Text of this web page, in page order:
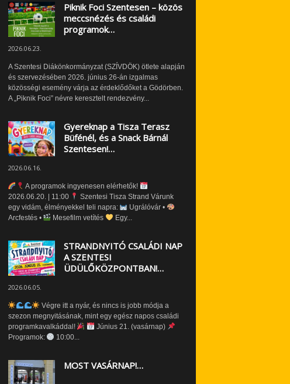
Piknik Foci Szentesen – közös
meccsnézés és családi
programok…
2026.06.23.
A Szentesi Diákönkormányzat (SZÍVDÖK) ötlete alapján
és szervezésében 2026. június 26-án izgalmas
közösségi esemény várja az érdeklődőket a Gödörben.
A „Piknik Foci” névre keresztelt rendezvény...
Gyereknap a Tisza Terasz
Büfénél, és a Snack Bárnál
Szentesen!…
2026.06.16.
A programok ingyenesen elérhetők!
2026.06.20. | 11:00
Szentesi Tisza Strand Várunk
egy vidám, élményekkel teli napra:
Ugrálóvár •
Arcfestés •
Mesefilm vetítés Egy...
STRANDNYITÓ CSALÁDI NAP
A SZENTESI
ÜDÜLŐKÖZPONTBAN!…
2026.06.05.
Végre itt a nyár, és nincs is jobb módja a
szezon megnyitásának, mint egy egész napos családi
programkavalkáddal!
Június 21. (vasárnap)
Programok:
10:00...
MOST VASÁRNAP!…